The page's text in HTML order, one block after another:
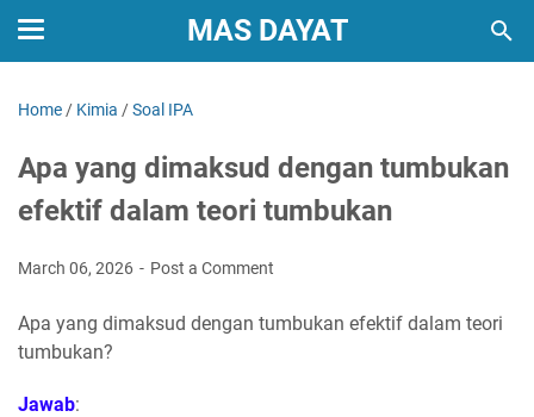
MAS DAYAT
Home / Kimia /Soal IPA
Apa yang dimaksud dengan tumbukan
efektif dalam teori tumbukan
March 06, 2026 Post a Comment
Apa yang dimaksud dengan tumbukan efektif dalam teori
tumbukan?
Jawab: